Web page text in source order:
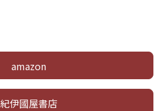
amazon
紀伊國屋書店